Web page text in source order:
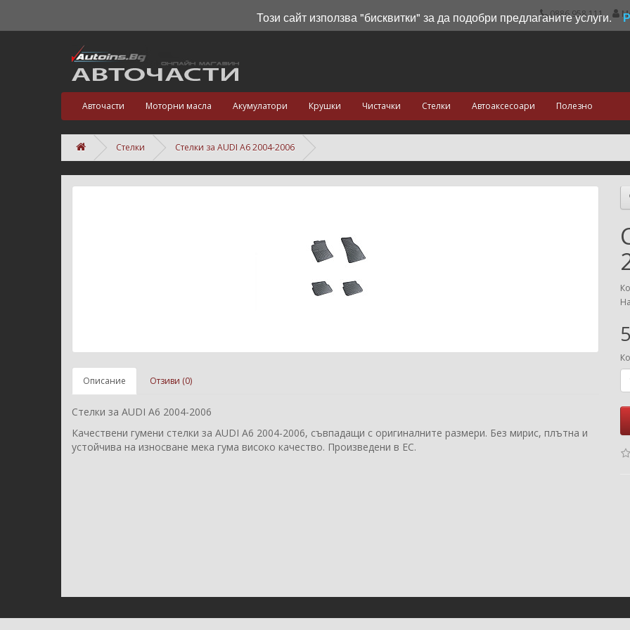
0886 958 111
Авточасти Моторни масла Акумулатори Крушки Чистачки Стелки Автоаксесоари Полезно
Стелки Стелки за AUDI A6 2004-2006
Описание Отзиви (0)
Стелки за AUDI A6 2004-2006
Качествени гумени стелки за AUDI A6 2004-2006, съвпадащи с оригиналните размери. Без мирис, плътна и
устойчива на износване мека гума високо качество. Произведени в ЕС.
Този сайт използва "бисквитки" за да подобри предлаганите услуги.